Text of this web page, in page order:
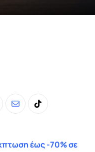
ShareTiktok
έως -70% σε